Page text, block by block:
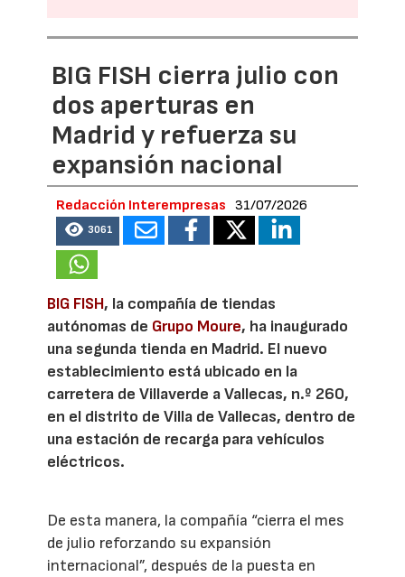
BIG FISH cierra julio con
dos aperturas en
Madrid y refuerza su
expansión nacional
Redacción Interempresas 31/07/2026
3061
BIG FISH, la compañía de tiendas
autónomas de Grupo Moure, ha inaugurado
una segunda tienda en Madrid. El nuevo
establecimiento está ubicado en la
carretera de Villaverde a Vallecas, n.º 260,
en el distrito de Villa de Vallecas, dentro de
una estación de recarga para vehículos
eléctricos.
De esta manera, la compañía “cierra el mes
de julio reforzando su expansión
internacional”, después de la puesta en